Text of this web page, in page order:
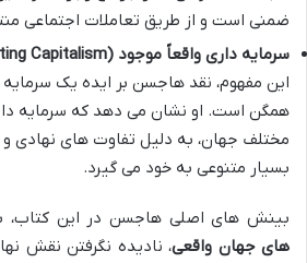
ضمنی است و از طریق تعاملات اجتماعی
سرمایه داری واقعاً موجود (Actually Existing Capitalism):
این مفهوم، نقد هاجسن بر ایده یک
همگن است. او نشان می دهد که سرمایه
مختلف جهان، به دلیل تفاوت های نهادی و
بسیار متنوعی به خود می گیرد.
بینش های اصلی هاجسن در این کتاب،
های جهان واقعی، نادیده نگرفتن نقش